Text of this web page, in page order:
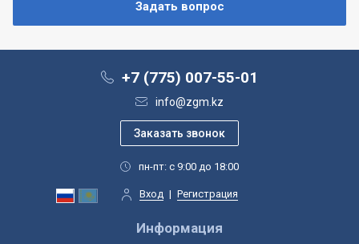
+7 (775) 007-55-01
info@zgm.kz
пн-пт: с 9:00 до 18:00
Вход | Регистрация
Информация